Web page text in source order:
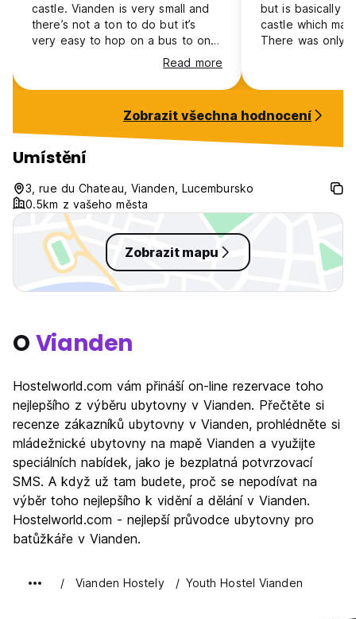
castle. Vianden is very small and
there’s not a ton to do but it’s
very easy to hop on a bus to one
of the nearby towns with moreRead more
but is basically
castle which
There was only
Zobrazit všechna hodnocení
Umístění
3, rue du Chateau, Vianden, Lucembursko
0.5km z vašeho města
Zobrazit mapu
O Vianden
Hostelworld.com vám přináší on-line rezervace toho
nejlepšího z výběru ubytovny v Vianden. Přečtěte si
recenze zákazníků ubytovny v Vianden, prohlédněte si
mládežnické ubytovny na mapě Vianden a využijte
speciálních nabídek, jako je bezplatná potvrzovací
SMS. A když už tam budete, proč se nepodívat na
výběr toho nejlepšího k vidění a dělání v Vianden.
Hostelworld.com - nejlepší průvodce ubytovny pro
batůžkáře v Vianden.
Vianden Hostely Youth Hostel Vianden